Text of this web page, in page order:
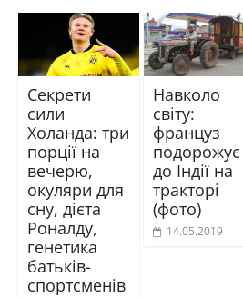
Секрети
сили
Холанда: три
порції на
вечерю,
окуляри для
сну, дієта
Роналду,
генетика
батьків-
спортсменів
Навколо
світу:
француз
подорожує
до Індії на
тракторі
(фото)
14.05.2019